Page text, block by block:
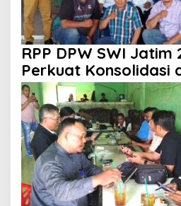
RPP DPW SWI Jatim
Perkuat Konsolidasi
Profesionalisme